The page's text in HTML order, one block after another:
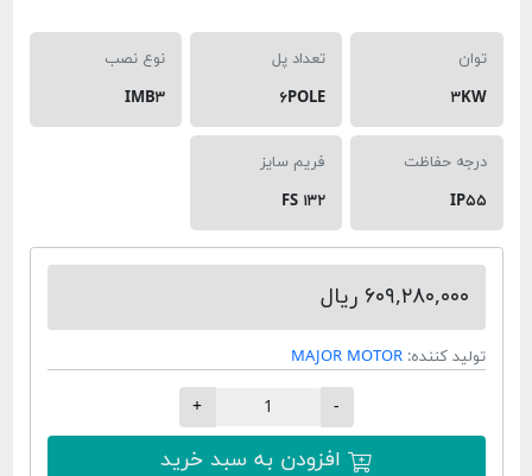
تعداد پل
نوع نصب
حفاظت
فریم سایز
۶۰۹,۲۸۰,۰۰۰ ریال
کننده: MAJOR MOTOR
افزودن به سبد خرید